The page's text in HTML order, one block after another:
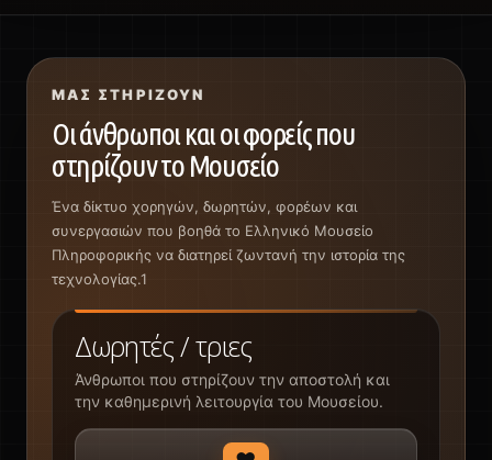
ΜΑΣ ΣΤΗΡΊΖΟΥΝ
Οι άνθρωποι και οι φορείς που
στηρίζουν το Μουσείο
Ένα δίκτυο χορηγών, δωρητών, φορέων και
συνεργασιών που βοηθά το Ελληνικό Μουσείο
Πληροφορικής να διατηρεί ζωντανή την ιστορία της
τεχνολογίας.1
Δωρητές / τριες
Άνθρωποι που στηρίζουν την αποστολή και
την καθημερινή λειτουργία του Μουσείου.